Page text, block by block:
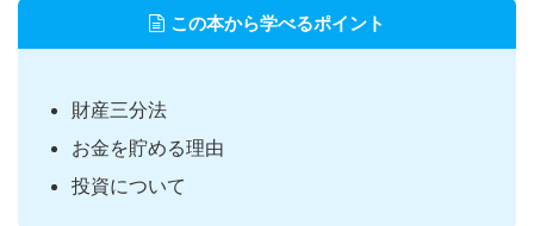
この本から学べるポイント
財産三分法
お金を貯める理由
投資について